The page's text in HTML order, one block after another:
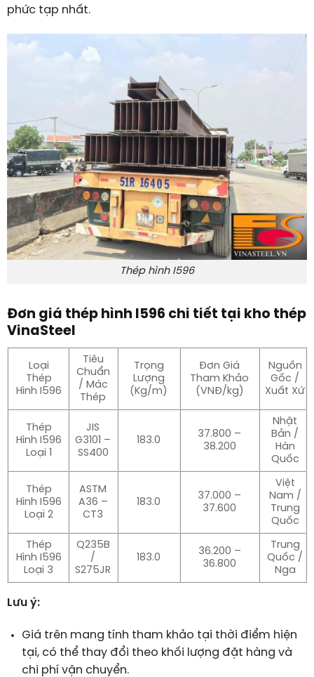
phức tạp nhất.
Thép hình I596
Đơn giá thép hình I596 chi tiết tại kho thép
VinaSteel
Loại
Thép
Hình I596
Tiêu
Chuẩn
/ Mác
Thép
Trọng
Lượng
(Kg/m)
Đơn Giá
Tham Khảo
(VNĐ/kg)
Nguồn
Gốc /
Xuất Xứ
Thép
Hình I596
Loại 1
JIS
G3101 –
SS400
183.0
37.800 –
38.200
Nhật
Bản /
Hàn
Quốc
Thép
Hình I596
Loại 2
ASTM
A36 –
CT3
183.0
37.000 –
37.600
Việt
Nam /
Trung
Quốc
Thép
Hình I596
Loại 3
Q235B
/
S275JR
183.0
36.200 –
36.800
Trung
Quốc /
Nga
Lưu ý:
Giá trên mang tính tham khảo tại thời điểm hiện
tại, có thể thay đổi theo khối lượng đặt hàng và
chi phí vận chuyển.